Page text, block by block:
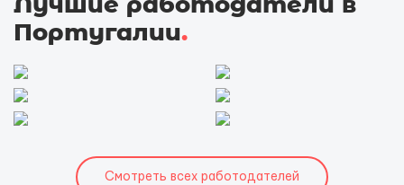
Португалии.
Смотреть всех работодателей